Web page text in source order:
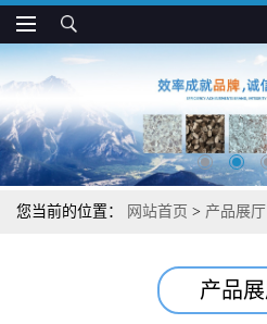
您当前的位置： 网站首页 > 产品展厅
产品